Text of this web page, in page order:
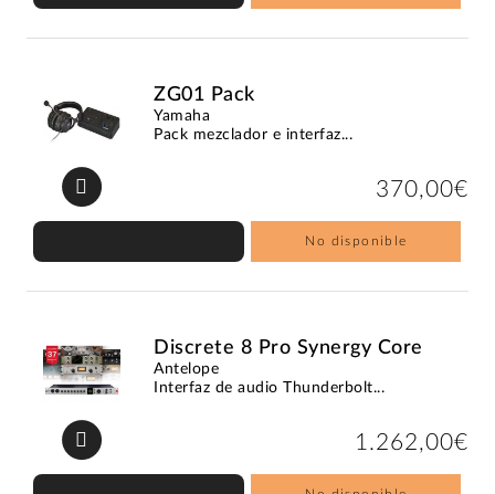
ZG01 Pack
Yamaha
Pack mezclador e interfaz...
370,00€
No disponible
Discrete 8 Pro Synergy Core
Antelope
Interfaz de audio Thunderbolt...
1.262,00€